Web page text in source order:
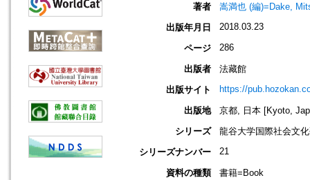
著者
嵩満也 (編)=Dake,
出版年月日
2018.03.23
ページ 286
出版者
法藏館
出版サイト
https://
出版地
京都, 日本 [Kyoto,
シリーズ
龍谷大学国際社会文
シリーズナンバー
21
資料の種類
書籍=Book